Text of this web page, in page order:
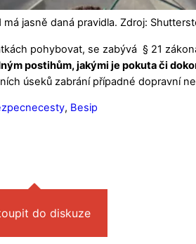
jasně daná pravidla. Zdroj:
pohybovat, se zabývá § 21
postihům, jakými je pokuta či
úseků zabrání případné dopravní
, Besip
do diskuze